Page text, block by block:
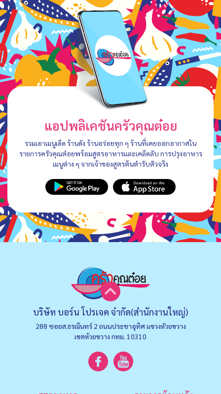
แอปพลิเคชันครัวคุณต๋อย
รวมเอาเมนูเด็ด ร้านดัง ร้านอร่อยทุก ๆ ร้านที่เคยออกอากาศใน
รายการครัวคุณต๋อยพร้อมสูตรอาหารและเคล็ดลับ การปรุงอาหาร
เมนูต่าง ๆ จากเจ้าของสูตรต้นตำรับตัวจริง
บริษัท บอร์น โปรเจค จำกัด(สำนักงานใหญ่)
288 ซอยส.ธรณินทร์ 2 ถนนประชาอุทิศ แขวงหัวยขวาง
เขตห้วยขวาง กทม. 10310